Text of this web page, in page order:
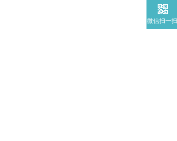
微信扫一扫